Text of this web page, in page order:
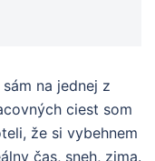
na jednej z
ciest som
že si vybehnem
čas, sneh, zima.